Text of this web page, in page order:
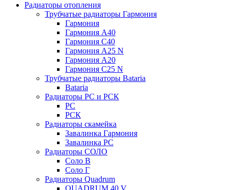
Радиаторы отопления
Трубчатые радиаторы Гармония
Гармония
Гармония А40
Гармония С40
Гармония А25 N
Гармония А20
Гармония С25 N
Трубчатые радиаторы Bataria
Bataria
Радиаторы РС и РСК
РС
РСК
Радиаторы скамейка
Завалинка Гармония
Завалинка РС
Радиаторы СОЛО
Соло В
Соло Г
Радиаторы Quadrum
QUADRUM 40 V